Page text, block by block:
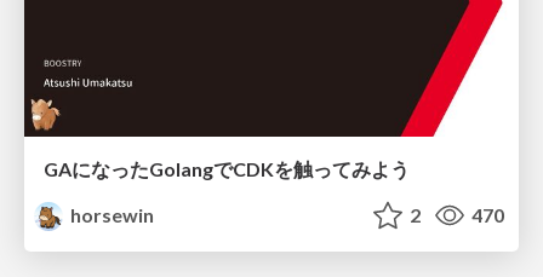
GAになったGolangでCDKを触ってみよう
horsewin
2 470